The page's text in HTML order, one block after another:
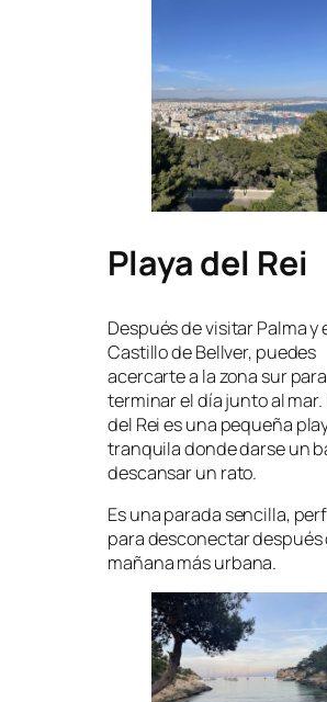
Playa del Rei
Después de visitar Palma y
Castillo de Bellver, puedes
acercarte a la zona sur para
terminar el día junto al mar.
del Rei es una pequeña
tranquila donde darse un
descansar un rato.
Es una parada sencilla,
para desconectar después
mañana más urbana.